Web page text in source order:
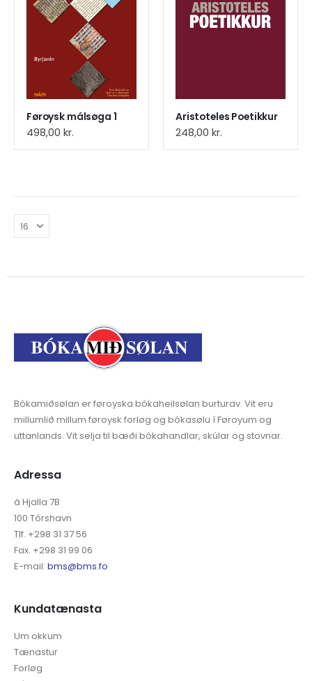
Føroysk málsøga 1
498,00 kr.
Aristoteles Poetikkur
248,00 kr.
Bókamiðsølan er føroyska bókaheilsølan burturav. Vit eru
millumlið millum føroysk forløg og bókasølu í Føroyum og
uttanlands. Vit selja til bæði bókahandlar, skúlar og stovnar.
Adressa
á Hjalla 7B
100 Tórshavn
Tlf. +298 31 37 56
Fax. +298 31 99 06
E-mail: bms@bms.fo
Kundatænasta
Um okkum
Tænastur
Forløg